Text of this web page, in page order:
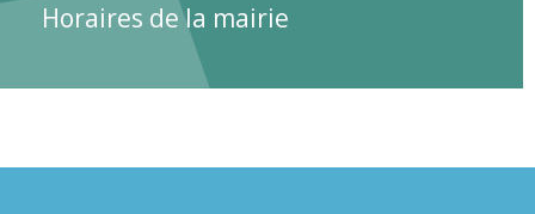
Horaires de la mairie